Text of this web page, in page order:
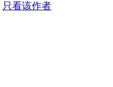
只看该作者